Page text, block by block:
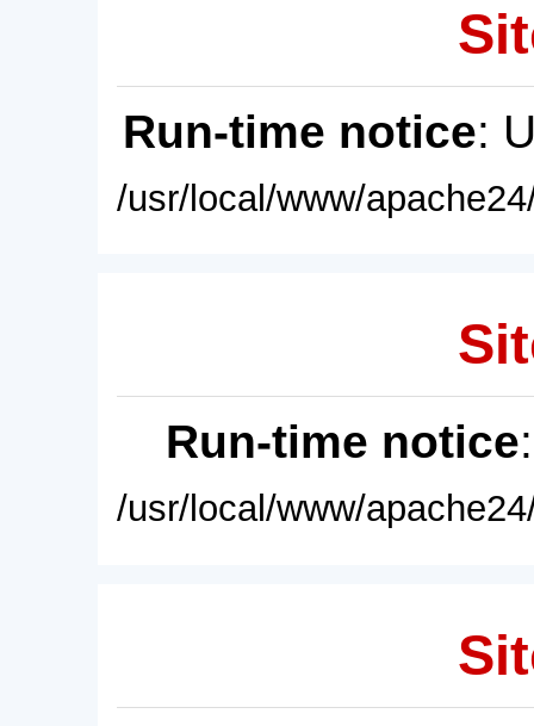
Run-time notice:
/usr/local/www/
Run-time notice
/usr/local/www/